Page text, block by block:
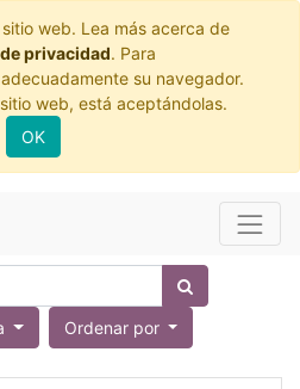
web. Lea más acerca de
privacidad. Para
su navegador.
web, está aceptándolas.
OK
Ordenar por